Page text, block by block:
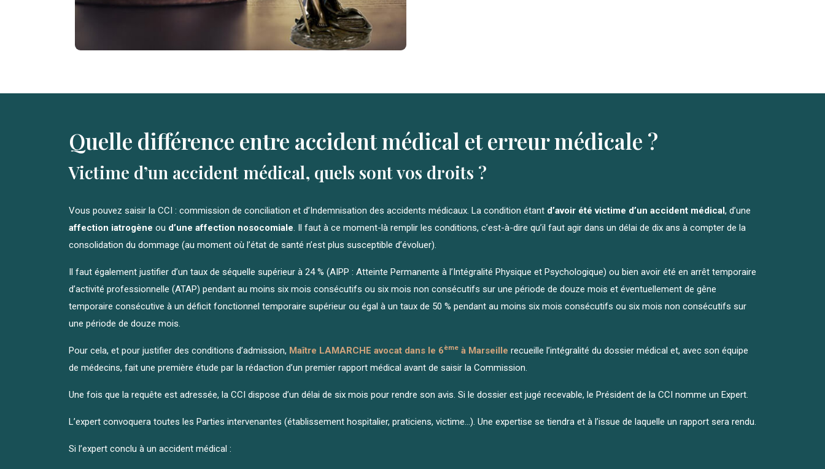
Quelle différence entre accident médical et erreur médicale ?
Victime d’un accident médical, quels sont vos droits ?
Vous pouvez saisir la CCI : commission de conciliation et d’Indemnisation des accidents médicaux. La condition étant d’avoir été victime d’un accident médical, d’une
affection iatrogène ou d’une affection nosocomiale. Il faut à ce moment-là remplir les conditions, c’est-à-dire qu’il faut agir dans un délai de dix ans à compter de la
consolidation du dommage (au moment où l’état de santé n’est plus susceptible d’évoluer).
Il faut également justifier d’un taux de séquelle supérieur à 24 % (AIPP : Atteinte Permanente à l’Intégralité Physique et Psychologique) ou bien avoir été en arrêt temporaire
d’activité professionnelle (ATAP) pendant au moins six mois consécutifs ou six mois non consécutifs sur une période de douze mois et éventuellement de gêne
temporaire consécutive à un déficit fonctionnel temporaire supérieur ou égal à un taux de 50 % pendant au moins six mois consécutifs ou six mois non consécutifs sur
une période de douze mois.
Pour cela, et pour justifier des conditions d’admission, Maître LAMARCHE avocat dans le 6ème à Marseille recueille l’intégralité du dossier médical et, avec son équipe
de médecins, fait une première étude par la rédaction d’un premier rapport médical avant de saisir la Commission.
Une fois que la requête est adressée, la CCI dispose d’un délai de six mois pour rendre son avis. Si le dossier est jugé recevable, le Président de la CCI nomme un Expert.
L’expert convoquera toutes les Parties intervenantes (établissement hospitalier, praticiens, victime…). Une expertise se tiendra et à l’issue de laquelle un rapport sera rendu.
Si l’expert conclu à un accident médical :